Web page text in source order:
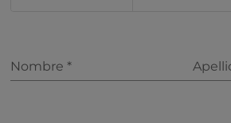
Nombre *